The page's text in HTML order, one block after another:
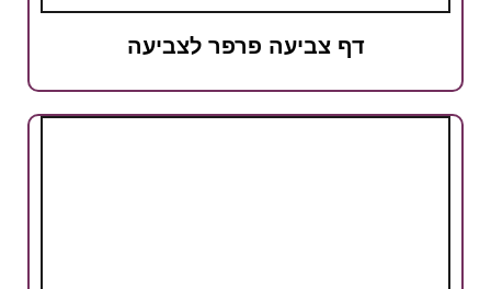
דף צביעה פרפר לצביעה